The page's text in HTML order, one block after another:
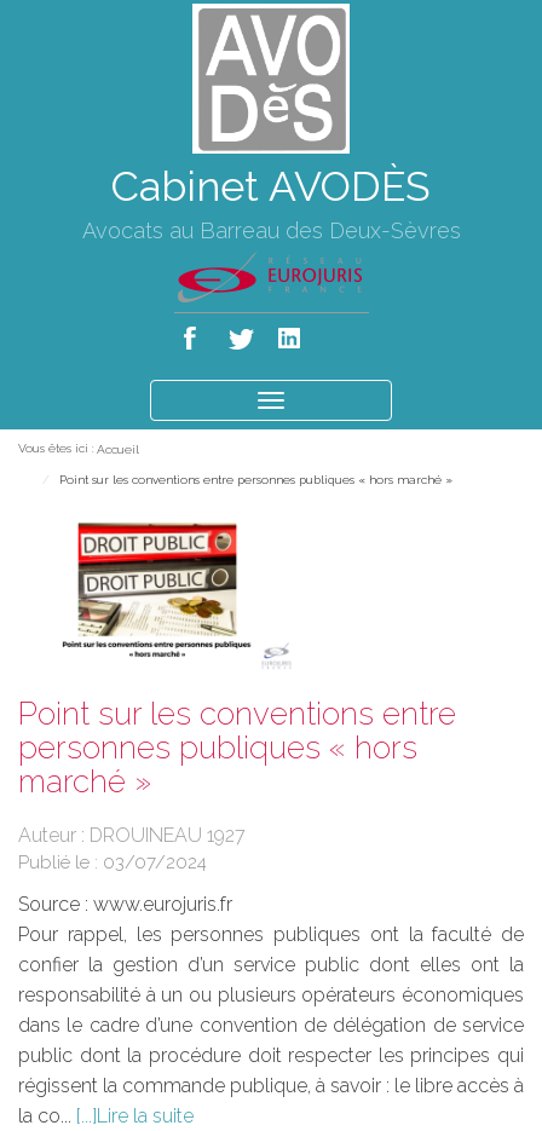
Cabinet AVODÈS
Avocats au Barreau des Deux-Sèvres
le
Vous êtes ici : Accueil
Point sur les conventions entre personnes publiques « hors marché »
Point sur les conventions entre
personnes publiques « hors
marché »
Auteur : DROUINEAU 1927
Publié le : 03/07/2024
Source : www.eurojuris.fr
Pour rappel, les personnes publiques ont la faculté de
confier la gestion d’un service public dont elles ont la
responsabilité à un ou plusieurs opérateurs économiques
dans le cadre d’une convention de délégation de service
public dont la procédure doit respecter les principes qui
régissent la commande publique, à savoir : le libre accès à
la co...
Lire la suite